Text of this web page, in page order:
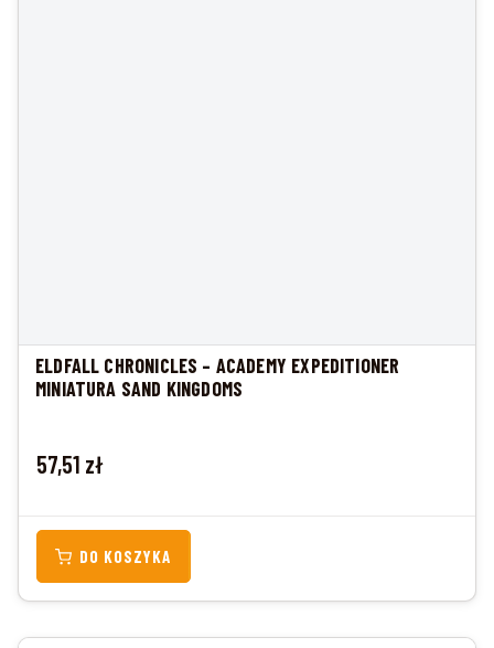
ELDFALL CHRONICLES – ACADEMY EXPEDITIONER
MINIATURA SAND KINGDOMS
Cena
57,51 zł
DO KOSZYKA